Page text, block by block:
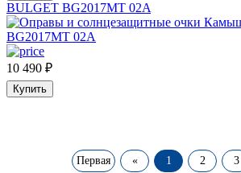
BULGET BG2017MT 02A
10 490 ₽
Купить
Первая « 1 2 3